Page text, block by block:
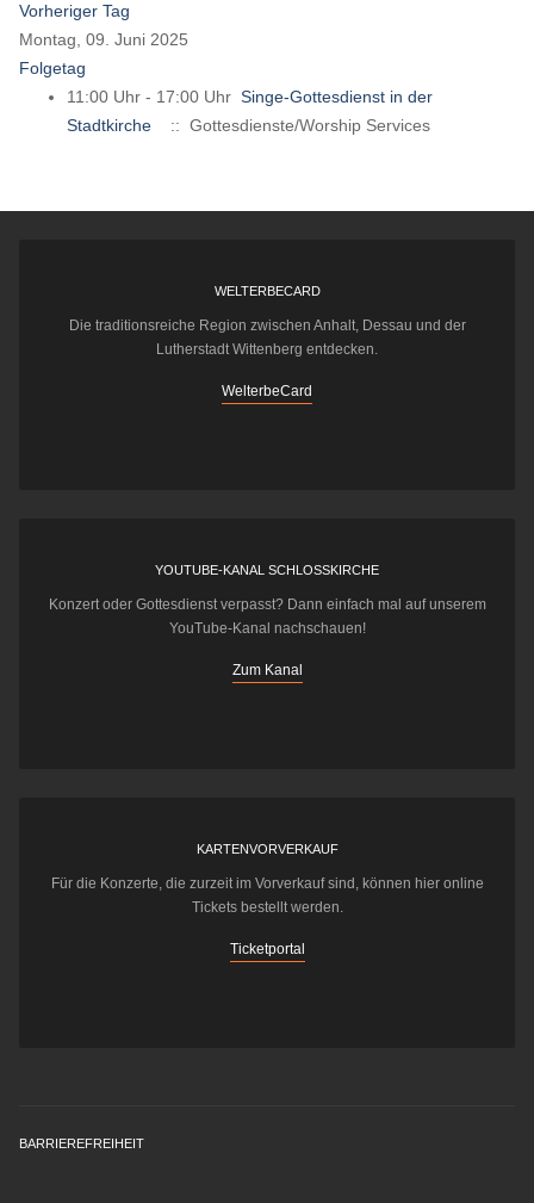
Vorheriger Tag
Montag, 09. Juni 2025
Folgetag
11:00 Uhr - 17:00 Uhr Singe-Gottesdienst in der
Stadtkirche
:: Gottesdienste/Worship Services
WELTERBECARD
Die traditionsreiche Region zwischen Anhalt, Dessau und der
Lutherstadt Wittenberg entdecken.
WelterbeCard
YOUTUBE-KANAL SCHLOSSKIRCHE
Konzert oder Gottesdienst verpasst? Dann einfach mal auf unserem
YouTube-Kanal nachschauen!
Zum Kanal
KARTENVORVERKAUF
Für die Konzerte, die zurzeit im Vorverkauf sind, können hier online
Tickets bestellt werden.
Ticketportal
BARRIEREFREIHEIT